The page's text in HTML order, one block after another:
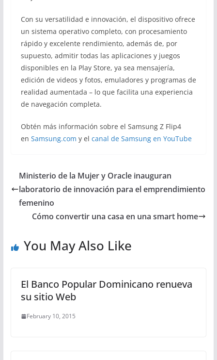
Con su versatilidad e innovación, el dispositivo ofrece
un sistema operativo completo, con procesamiento
rápido y excelente rendimiento, además de, por
supuesto, admitir todas las aplicaciones y juegos
disponibles en la Play Store, ya sea mensajería,
edición de videos y fotos, emuladores y programas de
realidad aumentada – lo que facilita una experiencia
de navegación completa.
Obtén más información sobre el Samsung Z Flip4
en Samsung.com y el canal de Samsung en YouTube
Ministerio de la Mujer y Oracle inauguran
laboratorio de innovación para el emprendimiento
femenino
Cómo convertir una casa en una smart home
You May Also Like
El Banco Popular Dominicano renueva
su sitio Web
February 10, 2015